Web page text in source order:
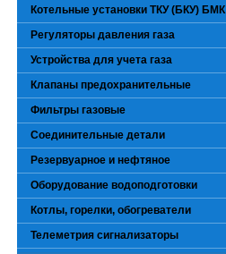
Котельные установки ТКУ (БКУ) БМК
Регуляторы давления газа
Устройства для учета газа
Клапаны предохранительные
Фильтры газовые
Соединительные детали
Резервуарное и нефтяное
Оборудование водоподготовки
Котлы, горелки, обогреватели
Телеметрия сигнализаторы